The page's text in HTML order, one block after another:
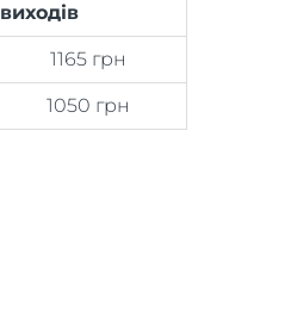
виходів
1165 грн
1050 грн